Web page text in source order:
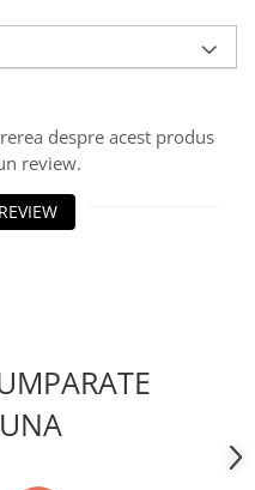
despre acest produs
review.